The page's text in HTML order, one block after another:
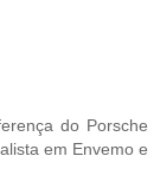
do Porsche
em Envemo e